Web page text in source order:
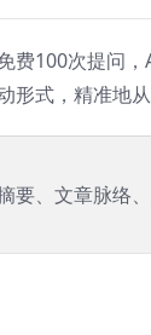
费100次提问
形式，精准地
要、文章脉络